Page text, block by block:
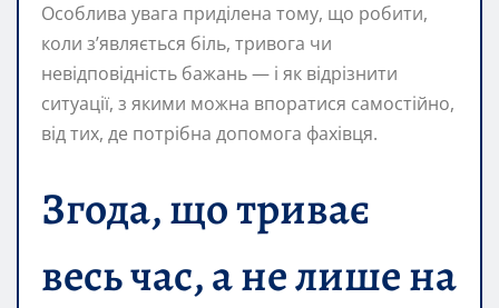
Особлива увага приділена тому, що робити,
коли з’являється біль, тривога чи
невідповідність бажань — і як відрізнити
ситуації, з якими можна впоратися самостійно,
від тих, де потрібна допомога фахівця.
Згода, що триває
весь час, а не лише на